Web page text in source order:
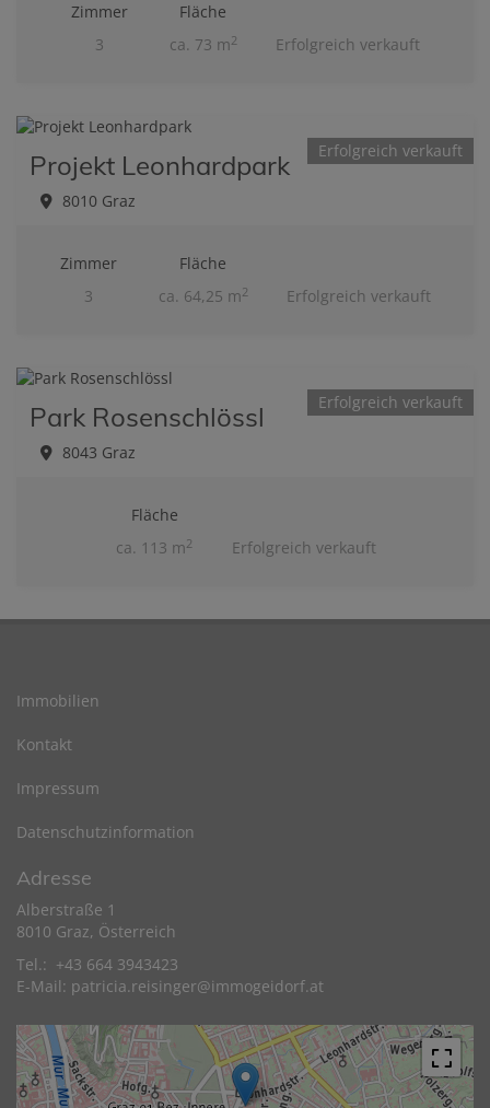
Zimmer
3
Fläche
ca. 73 m2 Erfolgreich verkauft
Erfolgreich verkauft
Projekt Leonhardpark
8010 Graz
Zimmer
3
Fläche
ca. 64,25 m2 Erfolgreich verkauft
Erfolgreich verkauft
Park Rosenschlössl
8043 Graz
Fläche
ca. 113 m2 Erfolgreich verkauft
Immobilien
Kontakt
Impressum
Datenschutzinformation
Adresse
Alberstraße 1
8010 Graz, Österreich
Tel.: +43 664 3943423
E-Mail: patricia.reisinger@immogeidorf.at